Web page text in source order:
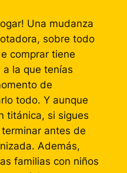
Una mudanza
sobre todo
comprar tiene
la que tenías
de
todo. Y aunque
titánica, si sigues
antes de
Además,
familias con niños